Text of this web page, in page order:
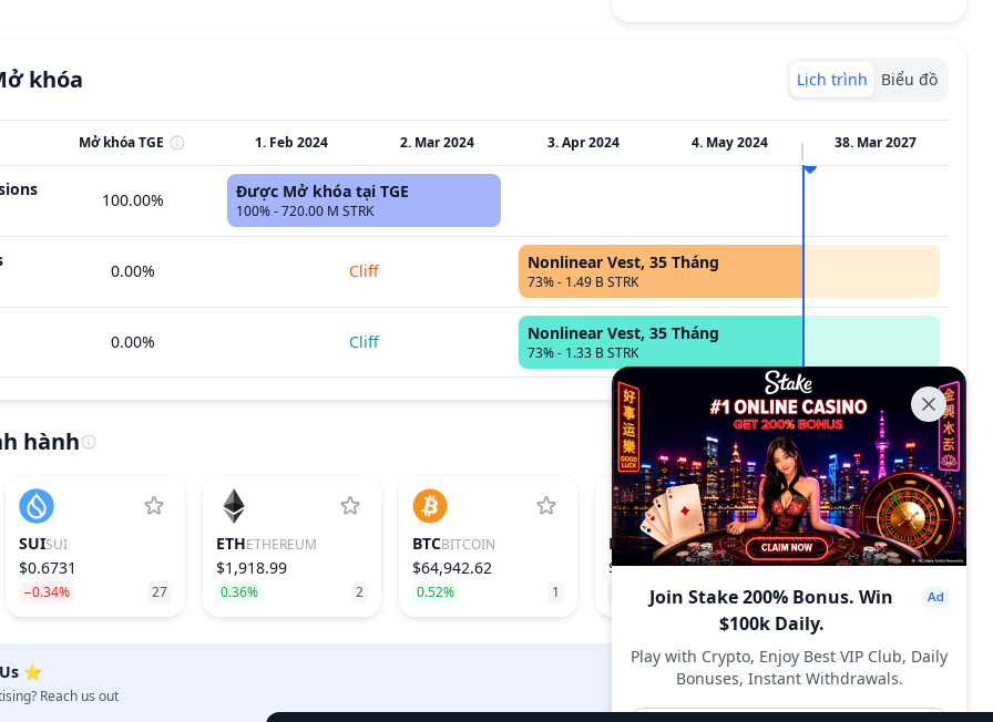
khóa Lịch trình Biểu đồ
Mở khóa TGE 1. Feb 2024 2. Mar 2024 3. Apr 2024 4. May 2024 38. Mar 2027
100.00% Được Mở khóa tại TGE
100% - 720.00 M STRK
0.00% Cliff Nonlinear Vest, 35 Tháng
73% - 1.49 B STRK
0.00% Cliff Nonlinear Vest, 35 Tháng
73% - 1.33 B STRK
hành
SUISUI
$0.6731
−0.34% 27
ETHETHEREUM
$1,918.99
0.36% 2
BTCBITCOIN
$64,942.62
0.52% 1
HFTHASHFLOW
$0.014574
−56.61% 935
⭐️
Reach us out DropsTab.com
Join Stake 200% Bonus. Win
$100k Daily.
Play with Crypto, Enjoy Best VIP Club, Daily
Bonuses, Instant Withdrawals.